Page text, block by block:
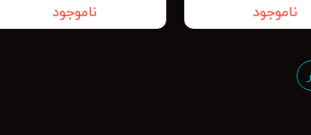
ناموجود ناموجود